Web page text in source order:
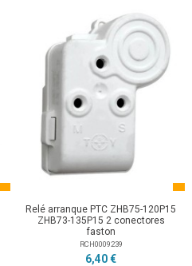
Relé arranque PTC ZHB75-120P15
ZHB73-135P15 2 conectores
faston
RCH0009239
6,40 €